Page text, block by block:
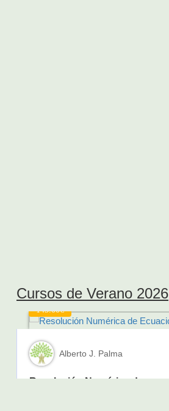
Cursos de Verano 2026
145.00€
Alberto J. Palma
Resolución Numérica de